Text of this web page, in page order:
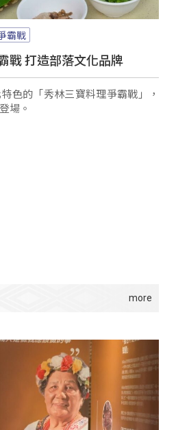
霸戰
戰 打造部落文化品牌
色的「秀林三寶料理爭霸戰」，
場。